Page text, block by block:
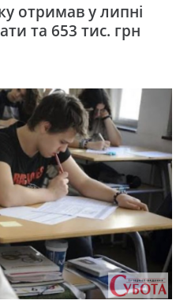
отримав у липні
та 653 тис. грн